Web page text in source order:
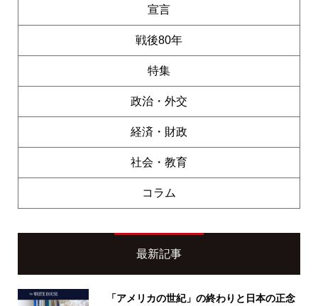
宣言
戦後80年
特集
政治・外交
経済・財政
社会・教育
コラム
最新記事
「アメリカの世紀」の終わりと日本の正念